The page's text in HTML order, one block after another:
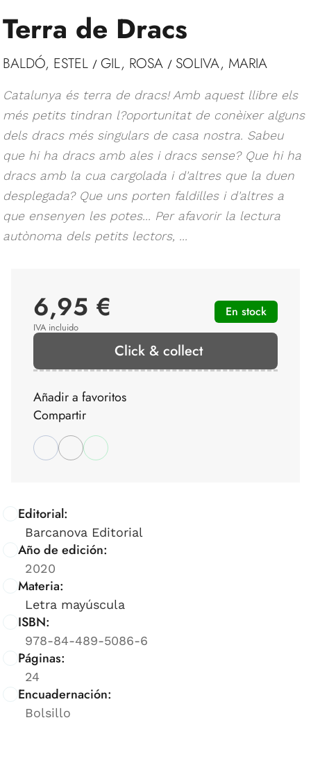
Terra de Dracs
BALDÓ, ESTEL / GIL, ROSA / SOLIVA, MARIA
Catalunya és terra de dracs! Amb aquest llibre els
més petits tindran l?oportunitat de conèixer alguns
dels dracs més singulars de casa nostra. Sabeu
que hi ha dracs amb ales i dracs sense? Que hi ha
dracs amb la cua cargolada i d'altres que la duen
desplegada? Que uns porten faldilles i d'altres a
que ensenyen les potes... Per afavorir la lectura
autònoma dels petits lectors, ...
Editorial:
Barcanova Editorial
Año de edición:
2020
Materia:
Letra mayúscula
ISBN:
978-84-489-5086-6
Páginas:
24
Encuadernación:
Bolsillo
6,95 €
IVA incluido
En stock
Click & collect
Añadir a favoritos
Compartir